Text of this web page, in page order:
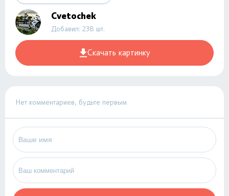
Cvetochek
Добавил: 238 шт.
Скачать картинку
Нет комментариев, будьте первым